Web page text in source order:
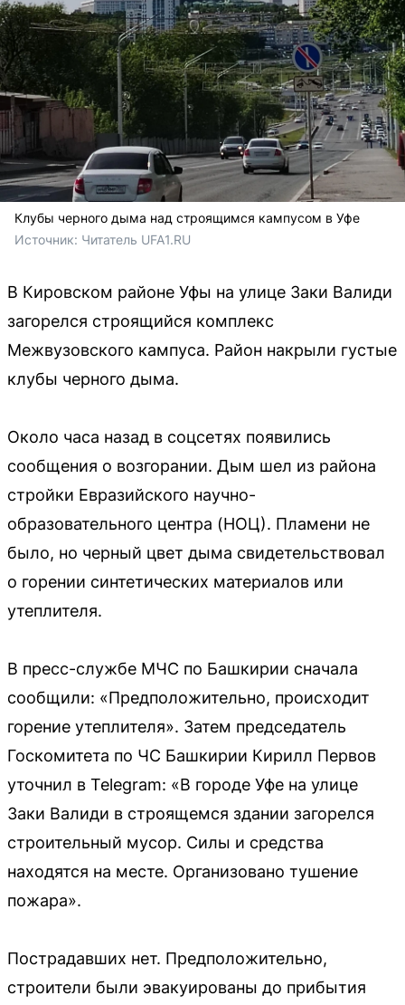
Клубы черного дыма над строящимся кампусом в Уфе
Источник: Читатель UFA1.RU
В Кировском районе Уфы на улице Заки Валиди
загорелся строящийся комплекс
Межвузовского кампуса. Район накрыли густые
клубы черного дыма.
Около часа назад в соцсетях появились
сообщения о возгорании. Дым шел из района
стройки Евразийского научно-
образовательного центра (НОЦ). Пламени не
было, но черный цвет дыма свидетельствовал
о горении синтетических материалов или
утеплителя.
В пресс-службе МЧС по Башкирии сначала
сообщили: «Предположительно, происходит
горение утеплителя». Затем председатель
Госкомитета по ЧС Башкирии Кирилл Первов
уточнил в Telegram: «В городе Уфе на улице
Заки Валиди в строящемся здании загорелся
строительный мусор. Силы и средства
находятся на месте. Организовано тушение
пожара».
Пострадавших нет. Предположительно,
строители были эвакуированы до прибытия